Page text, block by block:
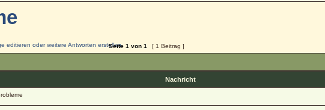
Seite 1 von 1 [ 1 Beitrag ]
Nachricht